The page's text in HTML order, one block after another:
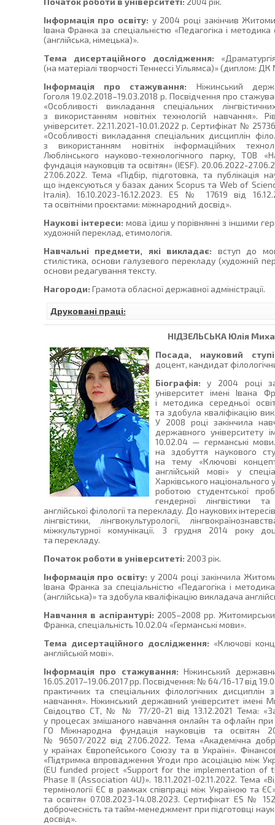
Інформація про освіту: у 2004 році закінчив
Івана Франка за спеціальністю «Педагогіка і
(англійська, німецька)».
Тема дисертаційного дослідження:
(на матеріалі творчості Теннессі Уїльямса)» (диплом:
Інформація про стажування: Ніжинський
Гоголя 19.02.2018–19.03.2018 р. Посвідчення про
«Особливості викладання спеціальних
з використанням новітніх технологій навчання».
університет. 22.11.2021-10.01.2022 р. Сертифікат №
«Особливості викладання спеціальних дисциплін
з використанням новітніх інформаційних
Люблінського науково-технологічного парку, ТОВ
фундація науковців та освітян» (IESF). 20.06.2022-
27.06.2022. Тема «Підбір, підготовка, та публікація
що індексуються у базах даних Scopus та Web of
Італія). 16.10.2023-16.12.2023. ES № 17619 від
та освітніми проєктами: міжнародний досвід».
Наукові інтереси: мова їдиш у порівнянні з іншими
художній переклад, етимологія.
Навчальні предмети, які викладає: вступ до
стилістика, основи галузевого перекладу (художній
основи редагування тексту.
Нагороди: Грамота обласної державної адміністрації.
Друковані праці:
НІДЗЕЛЬСЬКА Юлія
Посада, науковий
доцент, кандидат
Біографія: у 2004 році
університет імені Івана
і методика середньої
та здобула кваліфікацію
У 2008 році закінчила
державного університету
10.02.04 — германські
на здобуття наукового
на тему «Ключові
англійській мові» у
Харківського національного
роботою студентської
гендерної лінгвістики
англійської філології та перекладу. До наукових
лінгвістики, лінгвокультурології,
міжкультурної комунікації. З грудня 2014 року
та перекладу.
Початок роботи в університеті: 2003 рік.
Інформація про освіту: у 2004 році закінчила
Івана Франка за спеціальністю «Педагогіка і
(англійська)» та здобула кваліфікацію викладача
Навчання в аспірантурі: 2005–2008 рр.
Франка, спеціальність 10.02.04 «Германські мови».
Тема дисертаційного дослідження: «Ключові
англійській мові».
Інформація про стажування: Ніжинський
16.05.2017–19.06.2017 рр. Посвідчення: № 64/16-17 від
практичних та спеціальних філологічних дисциплін
навчання». Ніжинський державний університет імені
Свідоцтво СТ, № № 77/20-21 від 13.12.2021 Тема:
у процесах змішаного навчання онлайн та офлайн при
ГО Міжнародна фундація науковців та освітян
№ 96507/2022 від 27.06.2022. Тема «Академічна
у країнах Європейського Союзу та в Україні».
«Підтримка впровадження Угоди про асоціацію між
(EU funded project «Support for the implementation of
Phase II (Association 4U)». 18.11.2021-02.11.2022. Тема
термінології ЄС в рамках співпраці між Україною та
та освітян 07.08.2023-14.08.2023. Сертифікат ES №
доброчесність та тайм-менеджмент при підготовці
досвід».